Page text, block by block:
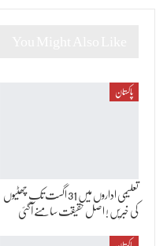
پاکستان
تعلیمی اداروں میں 31 اگست تک چھٹیوں
کی خبریں ! اصل حقیقت سامنے آگئی